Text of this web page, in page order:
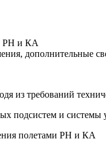
РН и КА
дополнительные
из требований
подсистем и
полетами РН и КА